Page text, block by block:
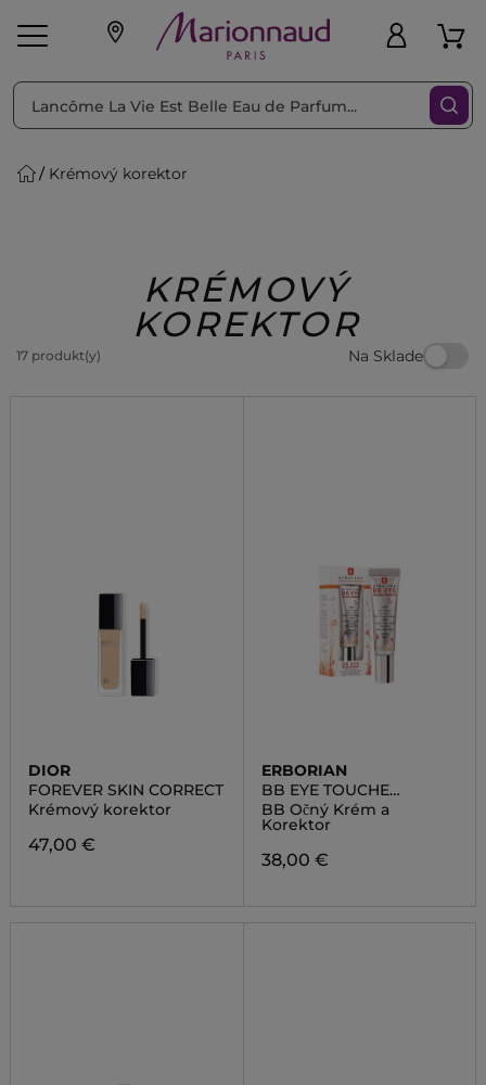
pleť Líčenie
Beauty Zl'avy
Krémový korektor
KRÉMOVÝ
KOREKTOR
17 produkt(y) Na Sklade
Triediť podľa Filtrovať
DIOR
FOREVER SKIN CORRECT
Krémový korektor
47,00 €
ERBORIAN
BB EYE TOUCHE
PARFAITE
BB Očný Krém a
Korektor
38,00 €